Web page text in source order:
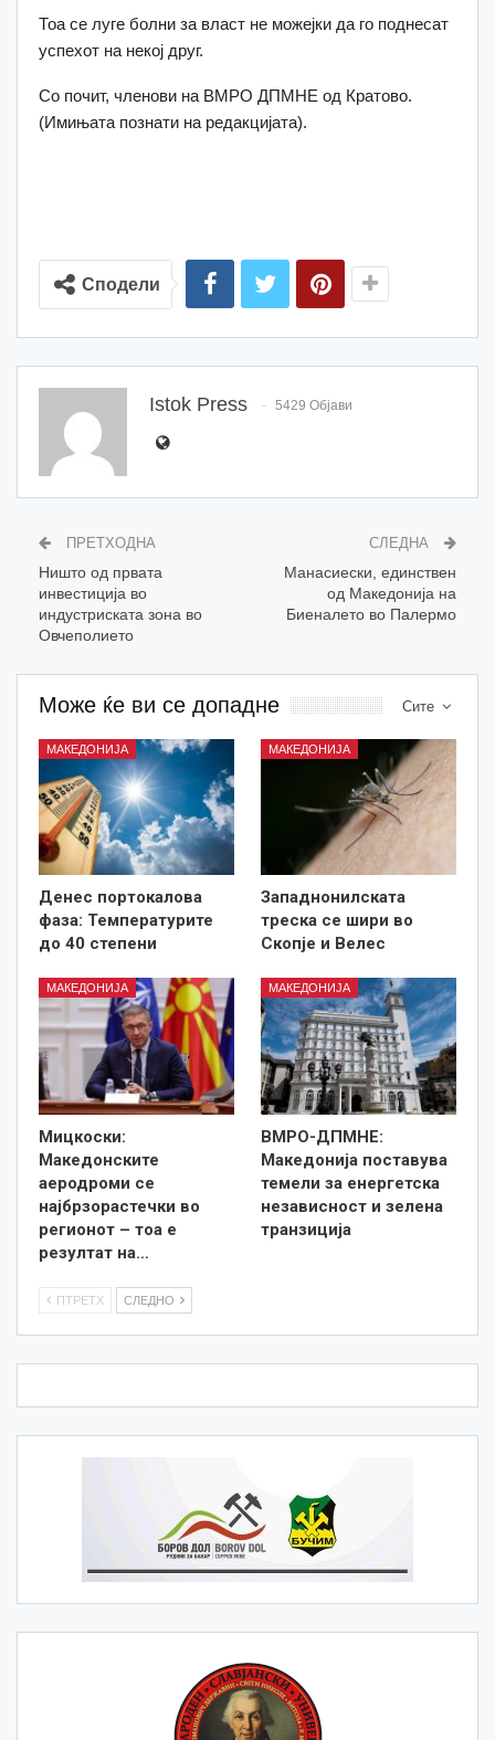
Тоа се луге болни за власт не можејки да го поднесат
успехот на некој друг.
Со почит, членови на ВМРО ДПМНЕ од Кратово.
(Имињата познати на редакцијата).
Сподели
Istok Press 5429 Објави
ПРЕТХОДНА
Ништо од првата
инвестиција во
индустриската зона во
Овчеполието
СЛЕДНА
Манасиески, единствен
од Македонија на
Биеналето во Палермо
Сите
Може ќе ви се допадне
МАКЕДОНИЈА
Денес портокалова
фаза: Температурите
до 40 степени
МАКЕДОНИЈА
Западнонилската
треска се шири во
Скопје и Велес
МАКЕДОНИЈА
Мицкоски:
Македонските
аеродроми се
најбрзорастечки во
регионот – тоа е
резултат на…
МАКЕДОНИЈА
ВМРО-ДПМНЕ:
Македонија поставува
темели за енергетска
независност и зелена
транзиција
ПТРЕТХ СЛЕДНО